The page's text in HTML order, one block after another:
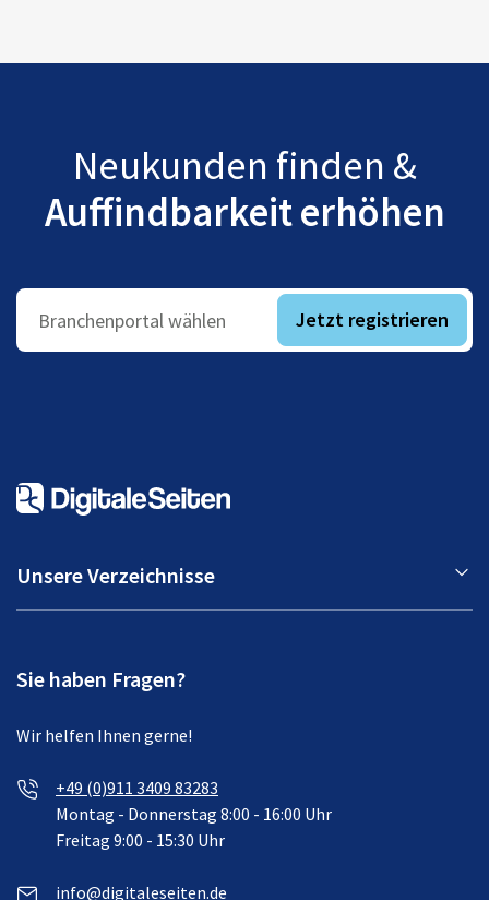
Neukunden finden &
Auffindbarkeit erhöhen
Branchenportal wählen Jetzt registrieren
Unsere Verzeichnisse
Sie haben Fragen?
Wir helfen Ihnen gerne!
+49 (0)911 3409 83283
Montag - Donnerstag 8:00 - 16:00 Uhr
Freitag 9:00 - 15:30 Uhr
info@digitaleseiten.de